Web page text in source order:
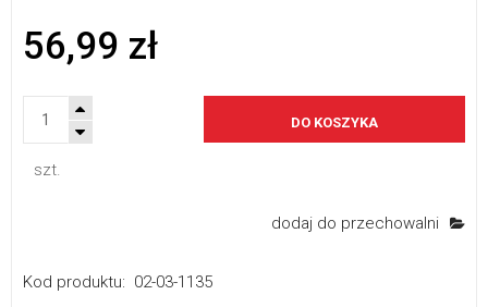
56,99 zł
szt.
DO KOSZYKA
dodaj do przechowalni
Kod produktu: 02-03-1135